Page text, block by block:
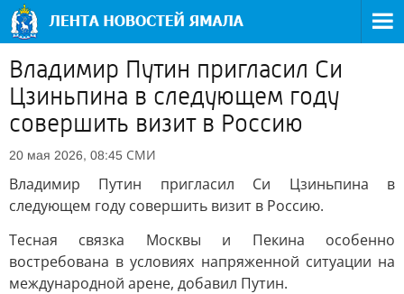
Владимир Путин пригласил Си
Цзиньпина в следующем году
совершить визит в Россию
20 мая 2026, 08:45 СМИ
Владимир Путин пригласил Си Цзиньпина в
следующем году совершить визит в Россию.
Тесная связка Москвы и Пекина особенно
востребована в условиях напряженной ситуации на
международной арене, добавил Путин.